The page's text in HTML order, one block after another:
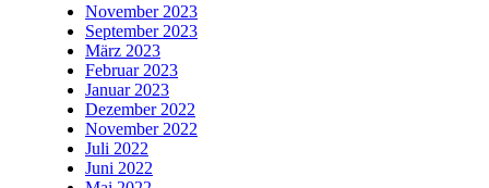
November 2023
September 2023
März 2023
Februar 2023
Januar 2023
Dezember 2022
November 2022
Juli 2022
Juni 2022